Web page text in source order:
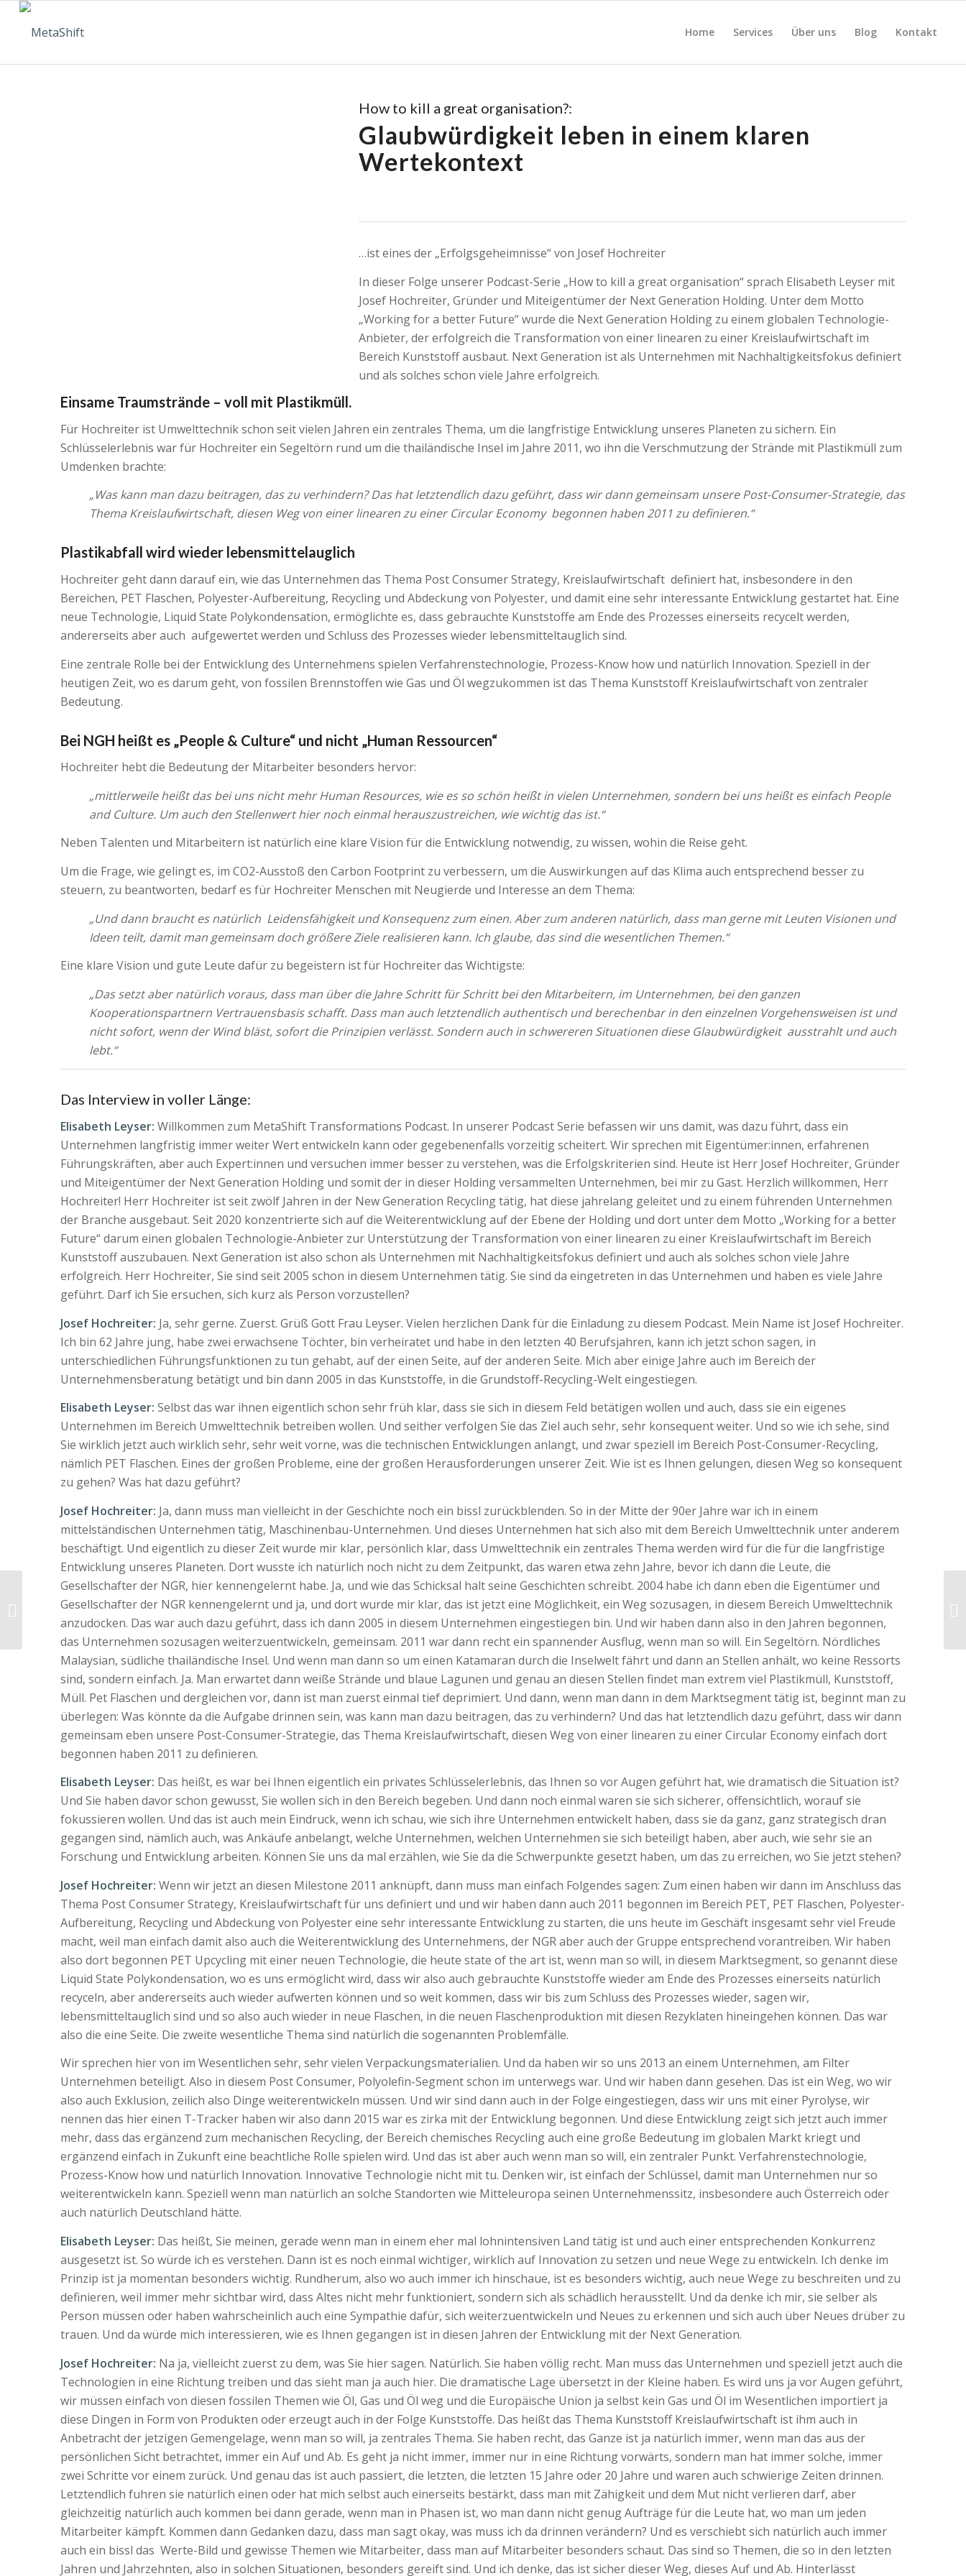
Home Services Über uns Blog Kontakt
How to kill a great organisation?:
Glaubwürdigkeit leben in einem klaren
Wertekontext
…ist eines der „Erfolgsgeheimnisse“ von Josef Hochreiter
In dieser Folge unserer Podcast-Serie „How to kill a great organisation“ sprach Elisabeth Leyser mit
Josef Hochreiter, Gründer und Miteigentümer der Next Generation Holding. Unter dem Motto
„Working for a better Future“ wurde die Next Generation Holding zu einem globalen Technologie-
Anbieter, der erfolgreich die Transformation von einer linearen zu einer Kreislaufwirtschaft im
Bereich Kunststoff ausbaut. Next Generation ist als Unternehmen mit Nachhaltigkeitsfokus definiert
und als solches schon viele Jahre erfolgreich.
Einsame Traumstrände – voll mit Plastikmüll.
Für Hochreiter ist Umwelttechnik schon seit vielen Jahren ein zentrales Thema, um die langfristige Entwicklung unseres Planeten zu sichern. Ein
Schlüsselerlebnis war für Hochreiter ein Segeltörn rund um die thailändische Insel im Jahre 2011, wo ihn die Verschmutzung der Strände mit Plastikmüll zum
Umdenken brachte:
„Was kann man dazu beitragen, das zu verhindern? Das hat letztendlich dazu geführt, dass wir dann gemeinsam unsere Post-Consumer-Strategie, das
Thema Kreislaufwirtschaft, diesen Weg von einer linearen zu einer Circular Economy begonnen haben 2011 zu definieren.“
Plastikabfall wird wieder lebensmittelauglich
Hochreiter geht dann darauf ein, wie das Unternehmen das Thema Post Consumer Strategy, Kreislaufwirtschaft definiert hat, insbesondere in den
Bereichen, PET Flaschen, Polyester-Aufbereitung, Recycling und Abdeckung von Polyester, und damit eine sehr interessante Entwicklung gestartet hat. Eine
neue Technologie, Liquid State Polykondensation, ermöglichte es, dass gebrauchte Kunststoffe am Ende des Prozesses einerseits recycelt werden,
andererseits aber auch aufgewertet werden und Schluss des Prozesses wieder lebensmitteltauglich sind.
Eine zentrale Rolle bei der Entwicklung des Unternehmens spielen Verfahrenstechnologie, Prozess-Know how und natürlich Innovation. Speziell in der
heutigen Zeit, wo es darum geht, von fossilen Brennstoffen wie Gas und Öl wegzukommen ist das Thema Kunststoff Kreislaufwirtschaft von zentraler
Bedeutung.
Bei NGH heißt es „People & Culture“ und nicht „Human Ressourcen“
Hochreiter hebt die Bedeutung der Mitarbeiter besonders hervor:
„mittlerweile heißt das bei uns nicht mehr Human Resources, wie es so schön heißt in vielen Unternehmen, sondern bei uns heißt es einfach People
and Culture. Um auch den Stellenwert hier noch einmal herauszustreichen, wie wichtig das ist.“
Neben Talenten und Mitarbeitern ist natürlich eine klare Vision für die Entwicklung notwendig, zu wissen, wohin die Reise geht.
Um die Frage, wie gelingt es, im CO2-Ausstoß den Carbon Footprint zu verbessern, um die Auswirkungen auf das Klima auch entsprechend besser zu
steuern, zu beantworten, bedarf es für Hochreiter Menschen mit Neugierde und Interesse an dem Thema:
„Und dann braucht es natürlich Leidensfähigkeit und Konsequenz zum einen. Aber zum anderen natürlich, dass man gerne mit Leuten Visionen und
Ideen teilt, damit man gemeinsam doch größere Ziele realisieren kann. Ich glaube, das sind die wesentlichen Themen.“
Eine klare Vision und gute Leute dafür zu begeistern ist für Hochreiter das Wichtigste:
„Das setzt aber natürlich voraus, dass man über die Jahre Schritt für Schritt bei den Mitarbeitern, im Unternehmen, bei den ganzen
Kooperationspartnern Vertrauensbasis schafft. Dass man auch letztendlich authentisch und berechenbar in den einzelnen Vorgehensweisen ist und
nicht sofort, wenn der Wind bläst, sofort die Prinzipien verlässt. Sondern auch in schwereren Situationen diese Glaubwürdigkeit ausstrahlt und auch
lebt.“
Das Interview in voller Länge:
Elisabeth Leyser: Willkommen zum MetaShift Transformations Podcast. In unserer Podcast Serie befassen wir uns damit, was dazu führt, dass ein
Unternehmen langfristig immer weiter Wert entwickeln kann oder gegebenenfalls vorzeitig scheitert. Wir sprechen mit Eigentümer:innen, erfahrenen
Führungskräften, aber auch Expert:innen und versuchen immer besser zu verstehen, was die Erfolgskriterien sind. Heute ist Herr Josef Hochreiter, Gründer
und Miteigentümer der Next Generation Holding und somit der in dieser Holding versammelten Unternehmen, bei mir zu Gast. Herzlich willkommen, Herr
Hochreiter! Herr Hochreiter ist seit zwölf Jahren in der New Generation Recycling tätig, hat diese jahrelang geleitet und zu einem führenden Unternehmen
der Branche ausgebaut. Seit 2020 konzentrierte sich auf die Weiterentwicklung auf der Ebene der Holding und dort unter dem Motto „Working for a better
Future“ darum einen globalen Technologie-Anbieter zur Unterstützung der Transformation von einer linearen zu einer Kreislaufwirtschaft im Bereich
Kunststoff auszubauen. Next Generation ist also schon als Unternehmen mit Nachhaltigkeitsfokus definiert und auch als solches schon viele Jahre
erfolgreich. Herr Hochreiter, Sie sind seit 2005 schon in diesem Unternehmen tätig. Sie sind da eingetreten in das Unternehmen und haben es viele Jahre
geführt. Darf ich Sie ersuchen, sich kurz als Person vorzustellen?
Josef Hochreiter: Ja, sehr gerne. Zuerst. Grüß Gott Frau Leyser. Vielen herzlichen Dank für die Einladung zu diesem Podcast. Mein Name ist Josef Hochreiter.
Ich bin 62 Jahre jung, habe zwei erwachsene Töchter, bin verheiratet und habe in den letzten 40 Berufsjahren, kann ich jetzt schon sagen, in
unterschiedlichen Führungsfunktionen zu tun gehabt, auf der einen Seite, auf der anderen Seite. Mich aber einige Jahre auch im Bereich der
Unternehmensberatung betätigt und bin dann 2005 in das Kunststoffe, in die Grundstoff-Recycling-Welt eingestiegen.
Elisabeth Leyser: Selbst das war ihnen eigentlich schon sehr früh klar, dass sie sich in diesem Feld betätigen wollen und auch, dass sie ein eigenes
Unternehmen im Bereich Umwelttechnik betreiben wollen. Und seither verfolgen Sie das Ziel auch sehr, sehr konsequent weiter. Und so wie ich sehe, sind
Sie wirklich jetzt auch wirklich sehr, sehr weit vorne, was die technischen Entwicklungen anlangt, und zwar speziell im Bereich Post-Consumer-Recycling,
nämlich PET Flaschen. Eines der großen Probleme, eine der großen Herausforderungen unserer Zeit. Wie ist es Ihnen gelungen, diesen Weg so konsequent
zu gehen? Was hat dazu geführt?
Josef Hochreiter: Ja, dann muss man vielleicht in der Geschichte noch ein bissl zurückblenden. So in der Mitte der 90er Jahre war ich in einem
mittelständischen Unternehmen tätig, Maschinenbau-Unternehmen. Und dieses Unternehmen hat sich also mit dem Bereich Umwelttechnik unter anderem
beschäftigt. Und eigentlich zu dieser Zeit wurde mir klar, persönlich klar, dass Umwelttechnik ein zentrales Thema werden wird für die für die langfristige
Entwicklung unseres Planeten. Dort wusste ich natürlich noch nicht zu dem Zeitpunkt, das waren etwa zehn Jahre, bevor ich dann die Leute, die
Gesellschafter der NGR, hier kennengelernt habe. Ja, und wie das Schicksal halt seine Geschichten schreibt. 2004 habe ich dann eben die Eigentümer und
Gesellschafter der NGR kennengelernt und ja, und dort wurde mir klar, das ist jetzt eine Möglichkeit, ein Weg sozusagen, in diesem Bereich Umwelttechnik
anzudocken. Das war auch dazu geführt, dass ich dann 2005 in diesem Unternehmen eingestiegen bin. Und wir haben dann also in den Jahren begonnen,
das Unternehmen sozusagen weiterzuentwickeln, gemeinsam. 2011 war dann recht ein spannender Ausflug, wenn man so will. Ein Segeltörn. Nördliches
Malaysian, südliche thailändische Insel. Und wenn man dann so um einen Katamaran durch die Inselwelt fährt und dann an Stellen anhält, wo keine Ressorts
sind, sondern einfach. Ja. Man erwartet dann weiße Strände und blaue Lagunen und genau an diesen Stellen findet man extrem viel Plastikmüll, Kunststoff,
Müll. Pet Flaschen und dergleichen vor, dann ist man zuerst einmal tief deprimiert. Und dann, wenn man dann in dem Marktsegment tätig ist, beginnt man zu
überlegen: Was könnte da die Aufgabe drinnen sein, was kann man dazu beitragen, das zu verhindern? Und das hat letztendlich dazu geführt, dass wir dann
gemeinsam eben unsere Post-Consumer-Strategie, das Thema Kreislaufwirtschaft, diesen Weg von einer linearen zu einer Circular Economy einfach dort
begonnen haben 2011 zu definieren.
Elisabeth Leyser: Das heißt, es war bei Ihnen eigentlich ein privates Schlüsselerlebnis, das Ihnen so vor Augen geführt hat, wie dramatisch die Situation ist?
Und Sie haben davor schon gewusst, Sie wollen sich in den Bereich begeben. Und dann noch einmal waren sie sich sicherer, offensichtlich, worauf sie
fokussieren wollen. Und das ist auch mein Eindruck, wenn ich schau, wie sich ihre Unternehmen entwickelt haben, dass sie da ganz, ganz strategisch dran
gegangen sind, nämlich auch, was Ankäufe anbelangt, welche Unternehmen, welchen Unternehmen sie sich beteiligt haben, aber auch, wie sehr sie an
Forschung und Entwicklung arbeiten. Können Sie uns da mal erzählen, wie Sie da die Schwerpunkte gesetzt haben, um das zu erreichen, wo Sie jetzt stehen?
Josef Hochreiter: Wenn wir jetzt an diesen Milestone 2011 anknüpft, dann muss man einfach Folgendes sagen: Zum einen haben wir dann im Anschluss das
Thema Post Consumer Strategy, Kreislaufwirtschaft für uns definiert und und wir haben dann auch 2011 begonnen im Bereich PET, PET Flaschen, Polyester-
Aufbereitung, Recycling und Abdeckung von Polyester eine sehr interessante Entwicklung zu starten, die uns heute im Geschäft insgesamt sehr viel Freude
macht, weil man einfach damit also auch die Weiterentwicklung des Unternehmens, der NGR aber auch der Gruppe entsprechend vorantreiben. Wir haben
also dort begonnen PET Upcycling mit einer neuen Technologie, die heute state of the art ist, wenn man so will, in diesem Marktsegment, so genannt diese
Liquid State Polykondensation, wo es uns ermöglicht wird, dass wir also auch gebrauchte Kunststoffe wieder am Ende des Prozesses einerseits natürlich
recyceln, aber andererseits auch wieder aufwerten können und so weit kommen, dass wir bis zum Schluss des Prozesses wieder, sagen wir,
lebensmitteltauglich sind und so also auch wieder in neue Flaschen, in die neuen Flaschenproduktion mit diesen Rezyklaten hineingehen können. Das war
also die eine Seite. Die zweite wesentliche Thema sind natürlich die sogenannten Problemfälle.
Wir sprechen hier von im Wesentlichen sehr, sehr vielen Verpackungsmaterialien. Und da haben wir so uns 2013 an einem Unternehmen, am Filter
Unternehmen beteiligt. Also in diesem Post Consumer, Polyolefin-Segment schon im unterwegs war. Und wir haben dann gesehen. Das ist ein Weg, wo wir
also auch Exklusion, zeilich also Dinge weiterentwickeln müssen. Und wir sind dann auch in der Folge eingestiegen, dass wir uns mit einer Pyrolyse, wir
nennen das hier einen T-Tracker haben wir also dann 2015 war es zirka mit der Entwicklung begonnen. Und diese Entwicklung zeigt sich jetzt auch immer
mehr, dass das ergänzend zum mechanischen Recycling, der Bereich chemisches Recycling auch eine große Bedeutung im globalen Markt kriegt und
ergänzend einfach in Zukunft eine beachtliche Rolle spielen wird. Und das ist aber auch wenn man so will, ein zentraler Punkt. Verfahrenstechnologie,
Prozess-Know how und natürlich Innovation. Innovative Technologie nicht mit tu. Denken wir, ist einfach der Schlüssel, damit man Unternehmen nur so
weiterentwickeln kann. Speziell wenn man natürlich an solche Standorten wie Mitteleuropa seinen Unternehmenssitz, insbesondere auch Österreich oder
auch natürlich Deutschland hätte.
Elisabeth Leyser: Das heißt, Sie meinen, gerade wenn man in einem eher mal lohnintensiven Land tätig ist und auch einer entsprechenden Konkurrenz
ausgesetzt ist. So würde ich es verstehen. Dann ist es noch einmal wichtiger, wirklich auf Innovation zu setzen und neue Wege zu entwickeln. Ich denke im
Prinzip ist ja momentan besonders wichtig. Rundherum, also wo auch immer ich hinschaue, ist es besonders wichtig, auch neue Wege zu beschreiten und zu
definieren, weil immer mehr sichtbar wird, dass Altes nicht mehr funktioniert, sondern sich als schädlich herausstellt. Und da denke ich mir, sie selber als
Person müssen oder haben wahrscheinlich auch eine Sympathie dafür, sich weiterzuentwickeln und Neues zu erkennen und sich auch über Neues drüber zu
trauen. Und da würde mich interessieren, wie es Ihnen gegangen ist in diesen Jahren der Entwicklung mit der Next Generation.
Josef Hochreiter: Na ja, vielleicht zuerst zu dem, was Sie hier sagen. Natürlich. Sie haben völlig recht. Man muss das Unternehmen und speziell jetzt auch die
Technologien in eine Richtung treiben und das sieht man ja auch hier. Die dramatische Lage übersetzt in der Kleine haben. Es wird uns ja vor Augen geführt,
wir müssen einfach von diesen fossilen Themen wie Öl, Gas und Öl weg und die Europäische Union ja selbst kein Gas und Öl im Wesentlichen importiert ja
diese Dingen in Form von Produkten oder erzeugt auch in der Folge Kunststoffe. Das heißt das Thema Kunststoff Kreislaufwirtschaft ist ihm auch in
Anbetracht der jetzigen Gemengelage, wenn man so will, ja zentrales Thema. Sie haben recht, das Ganze ist ja natürlich immer, wenn man das aus der
persönlichen Sicht betrachtet, immer ein Auf und Ab. Es geht ja nicht immer, immer nur in eine Richtung vorwärts, sondern man hat immer solche, immer
zwei Schritte vor einem zurück. Und genau das ist auch passiert, die letzten, die letzten 15 Jahre oder 20 Jahre und waren auch schwierige Zeiten drinnen.
Letztendlich fuhren sie natürlich einen oder hat mich selbst auch einerseits bestärkt, dass man mit Zähigkeit und dem Mut nicht verlieren darf, aber
gleichzeitig natürlich auch kommen bei dann gerade, wenn man in Phasen ist, wo man dann nicht genug Aufträge für die Leute hat, wo man um jeden
Mitarbeiter kämpft. Kommen dann Gedanken dazu, dass man sagt okay, was muss ich da drinnen verändern? Und es verschiebt sich natürlich auch immer
auch ein bissl das Werte-Bild und gewisse Themen wie Mitarbeiter, dass man auf Mitarbeiter besonders schaut. Das sind so Themen, die so in den letzten
Jahren und Jahrzehnten, also in solchen Situationen, besonders gereift sind. Und ich denke, das ist sicher dieser Weg, dieses Auf und Ab. Hinterlässt
Billions invested in
payment systems
stabilise existing